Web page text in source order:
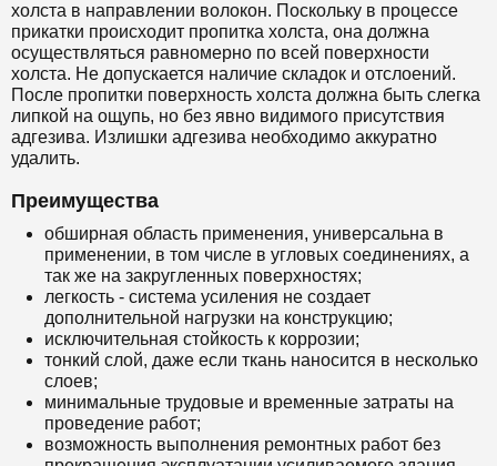
холста в направлении волокон. Поскольку в процессе
прикатки происходит пропитка холста, она должна
осуществляться равномерно по всей поверхности
холста. Не допускается наличие складок и отслоений.
После пропитки поверхность холста должна быть слегка
липкой на ощупь, но без явно видимого присутствия
адгезива. Излишки адгезива необходимо аккуратно
удалить.
Преимущества
обширная область применения, универсальна в
применении, в том числе в угловых соединениях, а
так же на закругленных поверхностях;
легкость - система усиления не создает
дополнительной нагрузки на конструкцию;
исключительная стойкость к коррозии;
тонкий слой, даже если ткань наносится в несколько
слоев;
минимальные трудовые и временные затраты на
проведение работ;
возможность выполнения ремонтных работ без